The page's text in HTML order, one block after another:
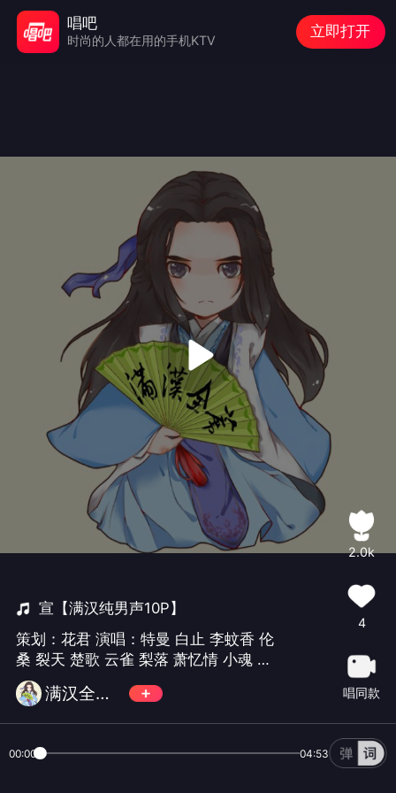
宣【满汉纯男声10P】
策划：花君 演唱：特曼 白止 李蚊香 伦
桑 裂天 楚歌 云雀 梨落 萧忆情 小魂 后
期：Mr曾经 特地按照每个人的声音特色
去安排的角色，这首歌希望大家喜欢~
满汉全席音乐团队
2.0k
4
唱同款
00:00 04:53
唱吧
时尚的人都在用的手机KTV
立即打开